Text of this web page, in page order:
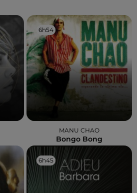
6h54
6h54
MANU CHAO
Bongo Bong
6h45
6h45